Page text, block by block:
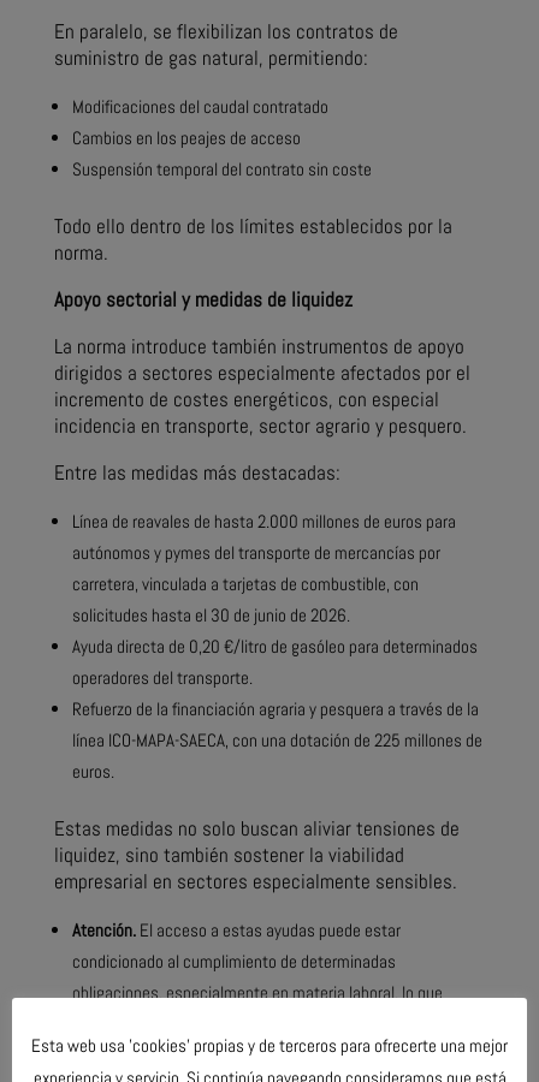
En paralelo, se flexibilizan los contratos de
suministro de gas natural, permitiendo:
Modificaciones del caudal contratado
Cambios en los peajes de acceso
Suspensión temporal del contrato sin coste
Todo ello dentro de los límites establecidos por la
norma.
Apoyo sectorial y medidas de liquidez
La norma introduce también instrumentos de apoyo
dirigidos a sectores especialmente afectados por el
incremento de costes energéticos, con especial
incidencia en transporte, sector agrario y pesquero.
Entre las medidas más destacadas:
Línea de reavales de hasta 2.000 millones de euros para
autónomos y pymes del transporte de mercancías por
carretera, vinculada a tarjetas de combustible, con
solicitudes hasta el 30 de junio de 2026.
Ayuda directa de 0,20 €/litro de gasóleo para determinados
operadores del transporte.
Refuerzo de la financiación agraria y pesquera a través de la
línea ICO-MAPA-SAECA, con una dotación de 225 millones de
euros.
Estas medidas no solo buscan aliviar tensiones de
liquidez, sino también sostener la viabilidad
empresarial en sectores especialmente sensibles.
Atención.El acceso a estas ayudas puede estar
condicionado al cumplimiento de determinadas
obligaciones, especialmente en materia laboral, lo que
Esta web usa 'cookies' propias y de terceros para ofrecerte una mejor
experiencia y servicio. Si continúa navegando consideramos que está